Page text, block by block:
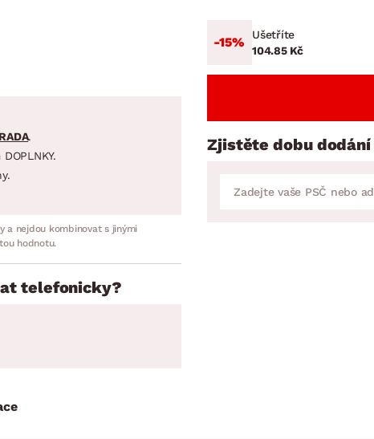
-15%
Ušetříte
104.85 Kč
Zjistěte dobu
.
a nejdou kombinovat s jinými
hodnotu.
telefonicky?